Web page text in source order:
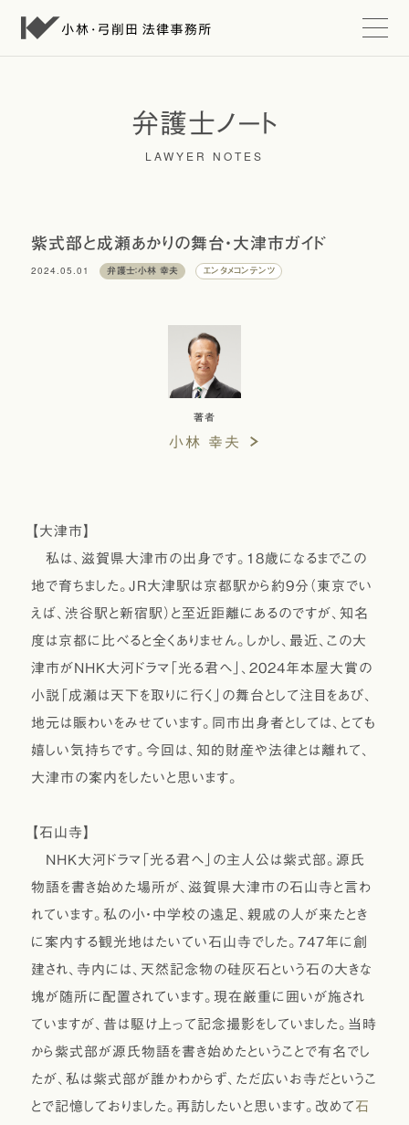
t
弁護士ノート
LAWYER NOTES
紫式部と成瀬あかりの舞台・大津市ガイド
2024.05.01 弁護士：小林 幸夫 エンタメコンテンツ
著者
小林 幸夫
【大津市】
私は、滋賀県大津市の出身です。18歳になるまでこの
地で育ちました。JR大津駅は京都駅から約9分（東京でい
えば、渋谷駅と新宿駅）と至近距離にあるのですが、知名
度は京都に比べると全くありません。しかし、最近、この大
津市がNHK大河ドラマ「光る君へ」、2024年本屋大賞の
小説「成瀬は天下を取りに行く」の舞台として注目をあび、
地元は賑わいをみせています。同市出身者としては、とても
嬉しい気持ちです。今回は、知的財産や法律とは離れて、
大津市の案内をしたいと思います。
【石山寺】
NHK大河ドラマ「光る君へ」の主人公は紫式部。源氏
物語を書き始めた場所が、滋賀県大津市の石山寺と言わ
れています。私の小・中学校の遠足、親戚の人が来たとき
に案内する観光地はたいてい石山寺でした。747年に創
建され、寺内には、天然記念物の硅灰石という石の大きな
塊が随所に配置されています。現在厳重に囲いが施され
ていますが、昔は駆け上って記念撮影をしていました。当時
から紫式部が源氏物語を書き始めたということで有名でし
たが、私は紫式部が誰かわからず、ただ広いお寺だというこ
とで記憶しておりました。再訪したいと思います。改めて 石